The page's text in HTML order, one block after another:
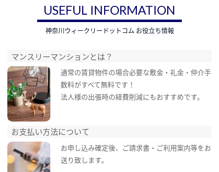
USEFUL INFORMATION
神奈川ウィークリードットコム お役立ち情報
マンスリーマンションとは？
通常の賃貸物件の場合必要な敷金・礼金・仲介手
数料がすべて無料です！
法人様の出張時の経費削減にもおすすめです。
お支払い方法について
お申し込み確定後、ご請求書・ご利用案内等をお
送り致します。